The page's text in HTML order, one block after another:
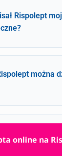
Rispolept
można
można go
online na